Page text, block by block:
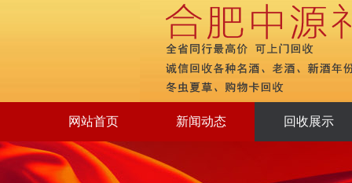
网站首页 新闻动态 回收展示